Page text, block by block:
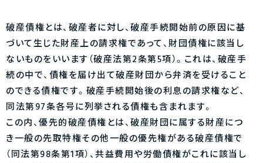
破産債権とは、破産者に対し、破産手続開始前の原因に基
づいて生じた財産上の請求権であって、財団債権に該当し
ないものをいいます（破産法第2条第5項）。これは、破産手
続の中で、債権を届け出て破産財団から弁済を受けること
のできる債権です。破産手続開始後の利息の請求権など、
同法第97条各号に列挙される債権も含まれます。
この内、優先的破産債権とは、破産財団に属する財産につ
き一般の先取特権その他一般の優先権がある破産債権で
（同法第98条第1項）、共益費用や労働債権がこれに該当し